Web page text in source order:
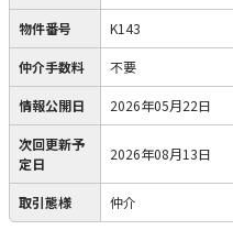
物件番号 K143
仲介手数料 不要
情報公開日 2026年05月22日
次回更新予
定日
2026年08月13日
取引態様 仲介